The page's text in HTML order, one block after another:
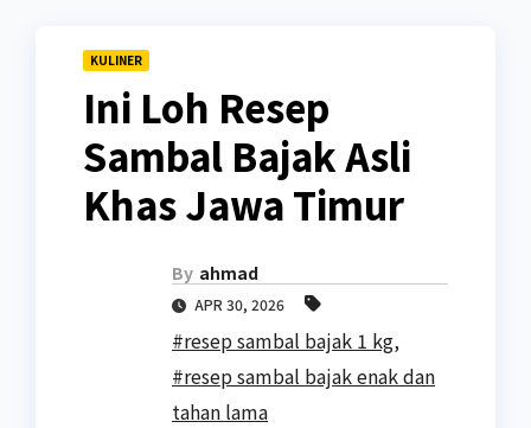
KULINER
Ini Loh Resep
Sambal Bajak Asli
Khas Jawa Timur
By ahmad
APR 30, 2026
#resep sambal bajak 1 kg,
#resep sambal bajak enak dan
tahan lama